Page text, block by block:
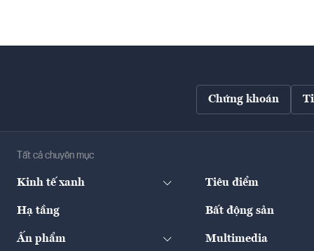
Chứng khoán
Tất cả chuyên mục
Kinh tế xanh Tiêu điểm
Hạ tầng Bất động sản
Ấn phẩm Multimedia